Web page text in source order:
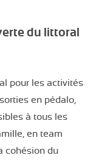
du littoral
pour les activités
en pédalo,
à tous les
en team
cohésion du